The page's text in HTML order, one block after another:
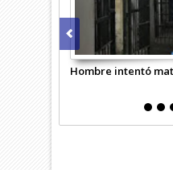
Hombre intentó